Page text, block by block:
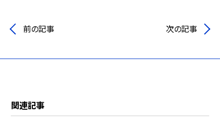
前の記事 次の記事
関連記事